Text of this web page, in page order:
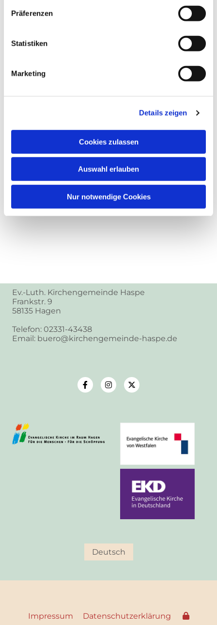
Präferenzen
Statistiken
Marketing
Details zeigen
Cookies zulassen
Auswahl erlauben
Nur notwendige Cookies
Ev.-Luth. Kirchengemeinde Haspe
Frankstr. 9
58135 Hagen
Telefon: 02331-43438
Email: buero@kirchengemeinde-haspe.de
Deutsch
Impressum Datenschutzerklärung